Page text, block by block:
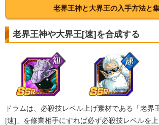
老界王神と大界王の入手方法と
老界王神や大界王[速]を合成する
ドラムは、必殺技レベル上げ素材である「老界
[速]」を修業相手にすれば必ず必殺技レベルを上